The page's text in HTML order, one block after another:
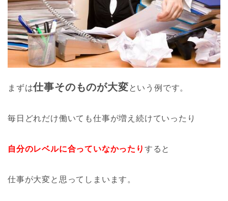
まずは仕事そのものが大変という例です。
毎日どれだけ働いても仕事が増え続けていったり
自分のレベルに合っていなかったり すると
仕事が大変と思ってしまいます。